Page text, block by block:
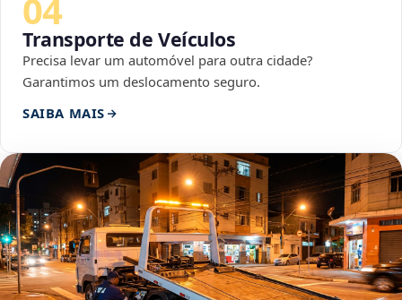
04
Transporte de Veículos
Precisa levar um automóvel para outra cidade?
Garantimos um deslocamento seguro.
SAIBA MAIS